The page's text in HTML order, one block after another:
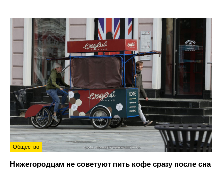
Общество
Нижегородцам не советуют пить кофе сразу после сна